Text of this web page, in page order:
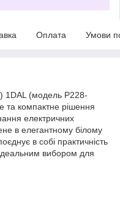
Оплата Умови
1DAL (модель P228-
та компактне рішення
електричних
в елегантному білому
в собі практичність
вибором для